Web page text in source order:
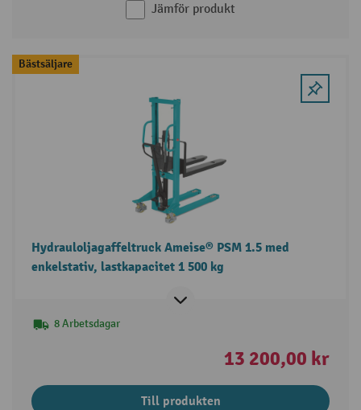
Jämför produkt
Bästsäljare
Hydrauloljagaffeltruck Ameise® PSM 1.5 med
enkelstativ, lastkapacitet 1 500 kg
8 Arbetsdagar
13 200,00 kr
Till produkten